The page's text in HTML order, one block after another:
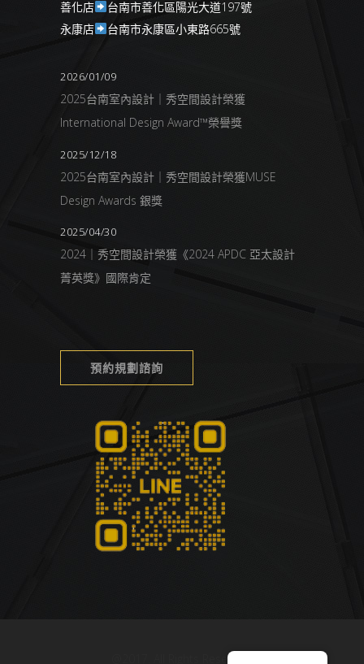
善化店
台南市善化區陽光大道197號
永康店
台南市永康區小東路665號
2026/01/09
2025台南室內設計｜秀空間設計榮獲
International Design Award™榮譽獎
2025/12/18
2025台南室內設計｜秀空間設計榮獲MUSE
Design Awards 銀獎
2025/04/30
2024｜秀空間設計榮獲《2024 APDC 亞太設計
菁英獎》國際肯定
預約規劃諮詢
@2017. All Rights Reserved.